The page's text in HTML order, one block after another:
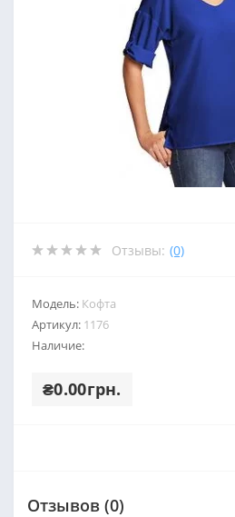
Отзывы: (0)
Модель: Кофта
Артикул: 1176
Наличие:
₴0.00грн.
Отзывов (0)